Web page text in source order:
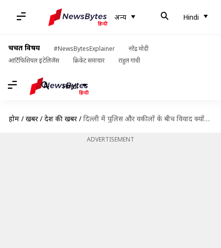
अन्य Hindi
चर्चित विषय #NewsBytesExplainer
नरेंद्र मोदी
आर्टिफिशियल इंटेलिजेंस
क्रिकेट समाचार राहुल गांधी
Hindi
होम / खबरें / देश की खबरें / दिल्ली में पुलिस और वकीलों के बीच विवाद क्यों? जानें पूरा मामला
ADVERTISEMENT